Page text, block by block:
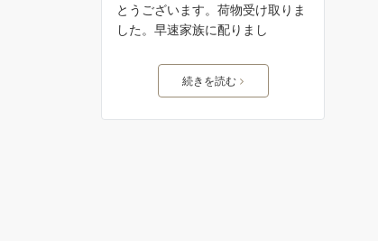
とうございます。荷物受け取りま
した。早速家族に配りまし
続きを読む